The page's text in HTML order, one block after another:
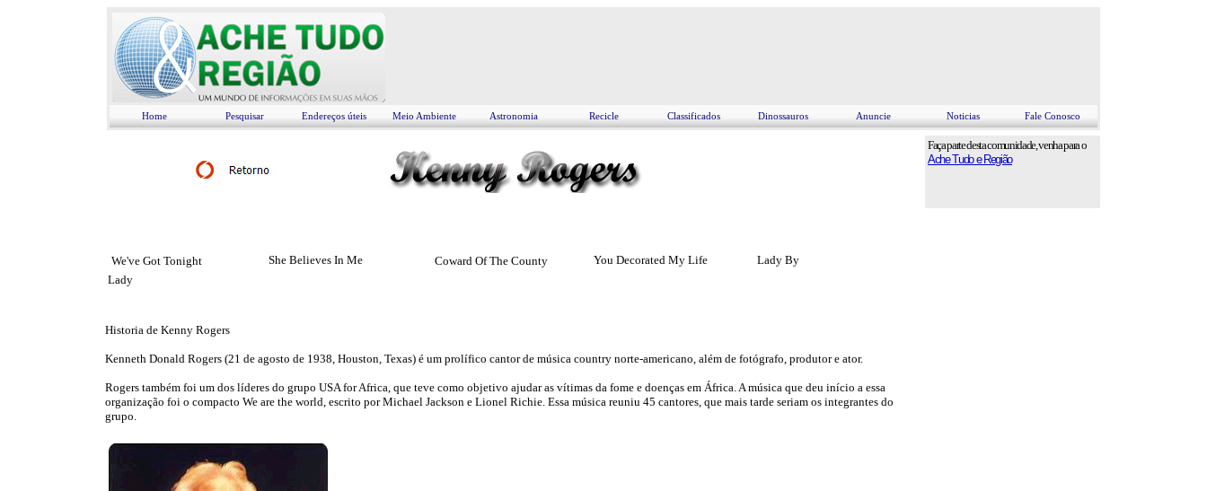
Home Pesquisar Endereços úteis Meio Ambiente Astronomia Recicle Classificados Dinossauros Anuncie Noticias Fale Conosco
We've Got Tonight She Believes In Me Coward Of The County You Decorated My Life
Lady By
Lady
Historia de Kenny Rogers
Kenneth Donald Rogers (21 de agosto de 1938, Houston, Texas) é um prolífico cantor de música country norte-americano, além de fotógrafo, produtor e ator.
Rogers também foi um dos líderes do grupo USA for Africa, que teve como objetivo ajudar as vítimas da fome e doenças em África. A música que deu início a essa
organização foi o compacto We are the world, escrito por Michael Jackson e Lionel Richie. Essa música reuniu 45 cantores, que mais tarde seriam os integrantes do
grupo.
Faça parte desta comunidade, venha para o
Ache Tudo e Região